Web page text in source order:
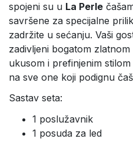
spojeni su u La Perle
savršene za specijalne
zadržite u sećanju. Vaši
zadivljeni bogatom
ukusom i prefinjenim
na sve one koji podignu
Sastav seta:
1 poslužavnik
1 posuda za led